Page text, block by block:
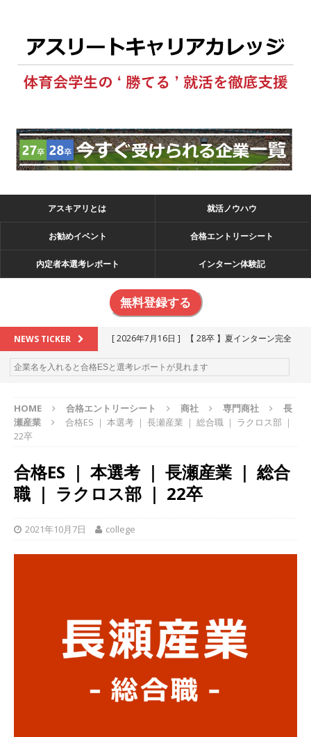
アスキアリとは 就活ノウハウ
お勧めイベント 合格エントリーシート
内定者本選考レポート インターン体験記
無料登録する
NEWS TICKER [ 2026年7月16日 ]
【 28卒 】夏インターン完全
攻略セミナー ｜ 予約フォーム
お勧めイベン
[ 2026年6月13日 ] ≪ 27卒 ≫アスキヤリ個人相
る優良企業一覧（26社）
体育会積極採用企業
[ 2026年5月16日 ]
【 2028卒 】 今すぐ受けられ
る優良企業一覧（15社）
メーカー ｜ 9期連続の最高益・11期連続の10%
以上営業増益を達成 ｜ プライム上場 ｜ カプコン
[ 2026年5月15日 ] 【 28卒 ｜ 早期選考直結型の
HOME 合格エントリーシート 商社 専門商社
長
瀬産業
合格ES ｜ 本選考 ｜ 長瀬産業 ｜ 総合職 ｜ ラクロス部 ｜
22卒
合格ES ｜ 本選考 ｜ 長瀬産業 ｜ 総合
職 ｜ ラクロス部 ｜ 22卒
2021年10月7日 college